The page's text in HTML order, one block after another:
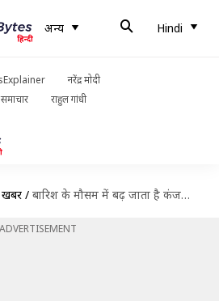
अन्य Hindi
नरेंद्र मोदी
राहुल गांधी
खबरें / बारिश के मौसम में बढ़ जाता है कंजक्टिवाइटस का खतरा, इन तरीकों से करें अपना बचाव
ADVERTISEMENT